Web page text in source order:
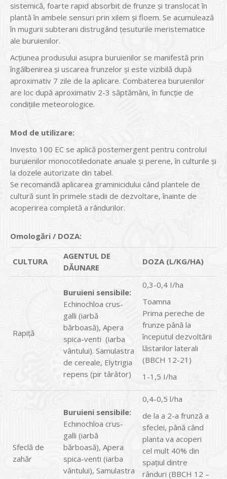
sistemică, foarte rapid absorbit de frunze şi translocat în
plantă în ambele sensuri prin xilem şi floem. Se acumulează
în mugurii subterani distrugând ţesuturile meristematice
ale buruienilor.
Acţiunea produsului asupra buruienilor se manifestă prin
îngălbenirea şi uscarea frunzelor şi este vizibilă după
aproximativ 7 zile de la aplicare. Combaterea buruienilor
are loc după aproximativ 2-3 săptămâni, în funcţie de
condiţiile meteorologice.
Mod de utilizare:
Investo 100 EC se aplică postemergent pentru controluI
buruienilor monocotiledonate anuale şi perene, în culturile şi
la dozele autorizate din tabel.
Se recomandă aplicarea graminicidului când plantele de
cultură sunt în primele stadii de dezvoltare, înainte de
acoperirea completă a rândurilor.
Omologări / DOZA:
CULTURA
AGENTUL DE
DĂUNARE
DOZA (L/KG/HA)
Rapiță
Buruieni sensibile:
Echinochloa crus-
galli (iarbă
bărboasă), Apera
spica-venti (iarba
vântului). Samulastra
de cereale, Elytrigia
repens (pir târâtor)
0,3-0,4 I/ha
Toamna
Prima pereche de
frunze până la
începutul dezvoltării
lăstarilor laterali
(BBCH 12-21)
1-1,5 I/ha
Sfeclă de
zahăr
Buruieni sensibile:
Echinochloa crus-
galli (iarbă
bărboasă), Apera
spica-venti (iarba
vântului), Samulastra
0,4-0,5 l/ha
de la a 2-a frunză a
sfeclei, până când
planta va acoperi
cel mult 40% din
spaţiul dintre
rânduri (BBCH 12 –